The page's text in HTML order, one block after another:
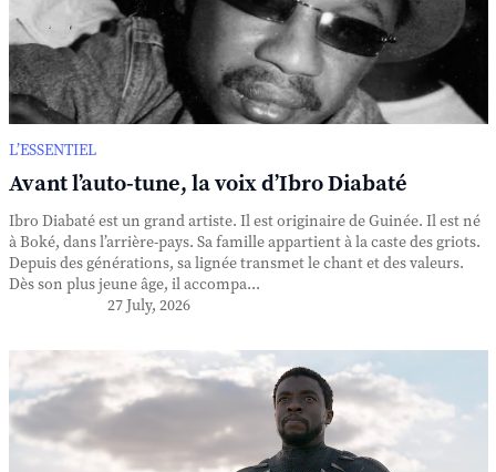
L’ESSENTIEL
Avant l’auto-tune, la voix d’Ibro Diabaté
Ibro Diabaté est un grand artiste. Il est originaire de Guinée. Il est né
à Boké, dans l’arrière-pays. Sa famille appartient à la caste des griots.
Depuis des générations, sa lignée transmet le chant et des valeurs.
Dès son plus jeune âge, il accompa...
27 July, 2026